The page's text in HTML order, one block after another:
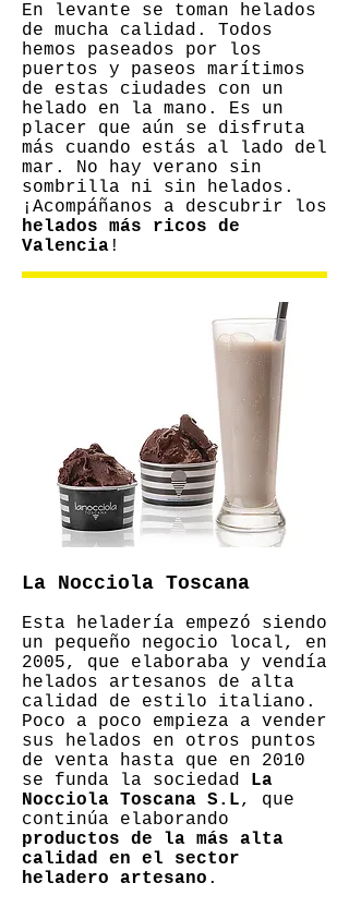
En levante se toman helados
de mucha calidad. Todos
hemos paseados por los
puertos y paseos marítimos
de estas ciudades con un
helado en la mano. Es un
placer que aún se disfruta
más cuando estás al lado del
mar. No hay verano sin
sombrilla ni sin helados.
¡Acompáñanos a descubrir los
helados más ricos de
Valencia !
La Nocciola Toscana
Esta heladería empezó siendo
un pequeño negocio local, en
2005, que elaboraba y vendía
helados artesanos de alta
calidad de estilo italiano.
Poco a poco empieza a vender
sus helados en otros puntos
de venta hasta que en 2010
se funda la sociedad La
Nocciola Toscana S.L, que
continúa elaborando
productos de la más alta
calidad en el sector
heladero artesano .